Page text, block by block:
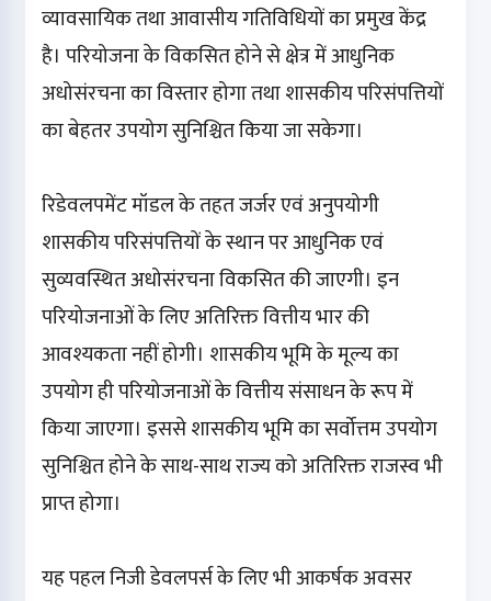
व्यावसायिक तथा आवासीय गतिविधियों का प्रमुख केंद्र
है। परियोजना के विकसित होने से क्षेत्र में आधुनिक
अधोसंरचना का विस्तार होगा तथा शासकीय परिसंपत्तियों
का बेहतर उपयोग सुनिश्चित किया जा सकेगा।
रिडेवलपमेंट मॉडल के तहत जर्जर एवं अनुपयोगी
शासकीय परिसंपत्तियों के स्थान पर आधुनिक एवं
सुव्यवस्थित अधोसंरचना विकसित की जाएगी। इन
परियोजनाओं के लिए अतिरिक्त वित्तीय भार की
आवश्यकता नहीं होगी। शासकीय भूमि के मूल्य का
उपयोग ही परियोजनाओं के वित्तीय संसाधन के रूप में
किया जाएगा। इससे शासकीय भूमि का सर्वोत्तम उपयोग
सुनिश्चित होने के साथ-साथ राज्य को अतिरिक्त राजस्व भी
प्राप्त होगा।
यह पहल निजी डेवलपर्स के लिए भी आकर्षक अवसर